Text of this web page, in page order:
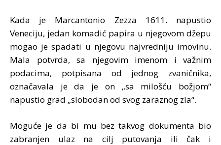
Kada je Marcantonio Zezza 1611. napustio
Veneciju, jedan komadić papira u njegovom džepu
mogao je spadati u njegovu najvredniju imovinu.
Mala potvrda, sa njegovim imenom i važnim
podacima, potpisana od jednog zvaničnika,
označavala je da je on „sa milošću božjom“
napustio grad „slobodan od svog zaraznog zla“.
Moguće je da bi mu bez takvog dokumenta bio
zabranjen ulaz na cilj putovanja ili čak i